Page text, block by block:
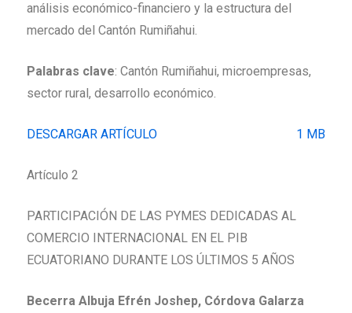
análisis económico-financiero y la estructura del
mercado del Cantón Rumiñahui.
Palabras clave: Cantón Rumiñahui, microempresas,
sector rural, desarrollo económico.
1 MB
DESCARGAR ARTÍCULO
Artículo 2
PARTICIPACIÓN DE LAS PYMES DEDICADAS AL
COMERCIO INTERNACIONAL EN EL PIB
ECUATORIANO DURANTE LOS ÚLTIMOS 5 AÑOS
Becerra Albuja Efrén Joshep, Córdova Galarza